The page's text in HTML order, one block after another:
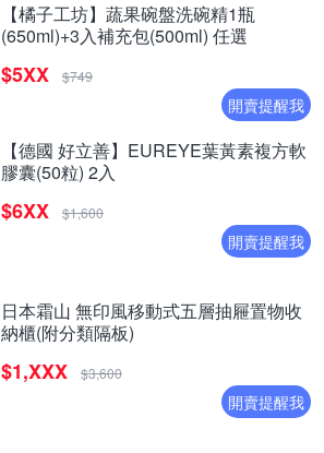
【橘子工坊】蔬果碗盤洗碗精1瓶
(650ml)+3入補充包(500ml) 任選
$5XX $749
開賣提醒我
【德國 好立善】EUREYE葉黃素複方軟
膠囊(50粒) 2入
$6XX $1,600
開賣提醒我
日本霜山 無印風移動式五層抽屜置物收
納櫃(附分類隔板)
$1,XXX $3,600
開賣提醒我